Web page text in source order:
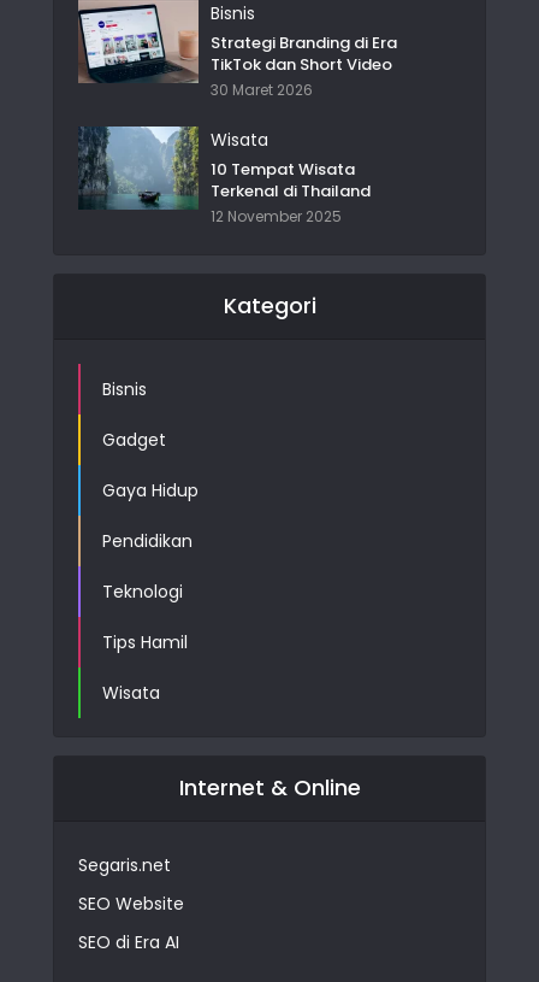
Bisnis
Strategi Branding di Era
TikTok dan Short Video
30 Maret 2026
Wisata
10 Tempat Wisata
Terkenal di Thailand
12 November 2025
Kategori
Bisnis
Gadget
Gaya Hidup
Pendidikan
Teknologi
Tips Hamil
Wisata
Internet & Online
Segaris.net
SEO Website
SEO di Era AI